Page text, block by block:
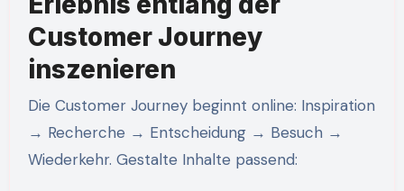
Customer Journey
inszenieren
Die Customer Journey beginnt online: Inspiration
→ Recherche → Entscheidung → Besuch →
Wiederkehr. Gestalte Inhalte passend: